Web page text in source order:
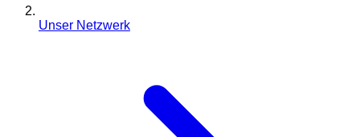
Unser Netzwerk